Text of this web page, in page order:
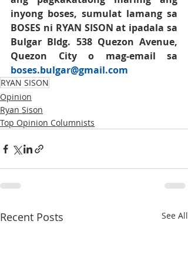
BOSES ni RYAN SISON at ipadala sa
Bulgar Bldg. 538 Quezon Avenue,
boses.bulgar@gmail.com
RYAN SISON
Opinion
Ryan Sison
Top Opinion Columnists
Recent Posts See All